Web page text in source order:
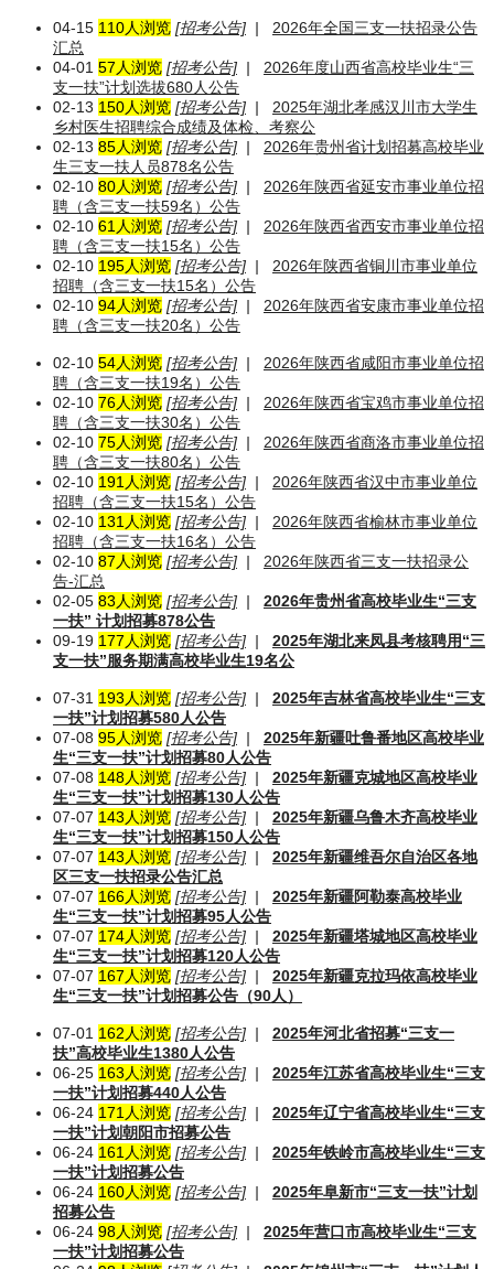
04-15 110人浏览 [招考公告] |
2026年全国三支一扶招录公告
汇总
04-01 57人浏览 [招考公告] |
2026年度山西省高校毕业生“三
支一扶”计划选拔680人公告
02-13 150人浏览 [招考公告] |
2025年湖北孝感汉川市大学生
乡村医生招聘综合成绩及体检、考察公
02-13 85人浏览 [招考公告] |
2026年贵州省计划招募高校毕业
生三支一扶人员878名公告
02-10 80人浏览 [招考公告] |
2026年陕西省延安市事业单位招
聘（含三支一扶59名）公告
02-10 61人浏览 [招考公告] |
2026年陕西省西安市事业单位招
聘（含三支一扶15名）公告
02-10 195人浏览 [招考公告] |
2026年陕西省铜川市事业单位
招聘（含三支一扶15名）公告
02-10 94人浏览 [招考公告] |
2026年陕西省安康市事业单位招
聘（含三支一扶20名）公告
02-10 54人浏览 [招考公告] |
2026年陕西省咸阳市事业单位招
聘（含三支一扶19名）公告
02-10 76人浏览 [招考公告] |
2026年陕西省宝鸡市事业单位招
聘（含三支一扶30名）公告
02-10 75人浏览 [招考公告] |
2026年陕西省商洛市事业单位招
聘（含三支一扶80名）公告
02-10 191人浏览 [招考公告] |
2026年陕西省汉中市事业单位
招聘（含三支一扶15名）公告
02-10 131人浏览 [招考公告] |
2026年陕西省榆林市事业单位
招聘（含三支一扶16名）公告
02-10 87人浏览 [招考公告] |
2026年陕西省三支一扶招录公
告-汇总
02-05 83人浏览 [招考公告] |
2026年贵州省高校毕业生“三支
一扶” 计划招募878公告
09-19 177人浏览 [招考公告] |
2025年湖北来凤县考核聘用“三
支一扶”服务期满高校毕业生19名公
07-31 193人浏览 [招考公告] |
2025年吉林省高校毕业生“三支
一扶”计划招募580人公告
07-08 95人浏览 [招考公告] |
2025年新疆吐鲁番地区高校毕业
生“三支一扶”计划招募80人公告
07-08 148人浏览 [招考公告] |
2025年新疆克城地区高校毕业
生“三支一扶”计划招募130人公告
07-07 143人浏览 [招考公告] |
2025年新疆乌鲁木齐高校毕业
生“三支一扶”计划招募150人公告
07-07 143人浏览 [招考公告] |
2025年新疆维吾尔自治区各地
区三支一扶招录公告汇总
07-07 166人浏览 [招考公告] |
2025年新疆阿勒泰高校毕业
生“三支一扶”计划招募95人公告
07-07 174人浏览 [招考公告] |
2025年新疆塔城地区高校毕业
生“三支一扶”计划招募120人公告
07-07 167人浏览 [招考公告] |
2025年新疆克拉玛依高校毕业
生“三支一扶”计划招募公告（90人）
07-01 162人浏览 [招考公告] |
2025年河北省招募“三支一
扶”高校毕业生1380人公告
06-25 163人浏览 [招考公告] |
2025年江苏省高校毕业生“三支
一扶”计划招募440人公告
06-24 171人浏览 [招考公告] |
2025年辽宁省高校毕业生“三支
一扶”计划朝阳市招募公告
06-24 161人浏览 [招考公告] |
2025年铁岭市高校毕业生“三支
一扶”计划招募公告
06-24 160人浏览 [招考公告] |
2025年阜新市“三支一扶”计划
招募公告
06-24 98人浏览 [招考公告] |
2025年营口市高校毕业生“三支
一扶”计划招募公告